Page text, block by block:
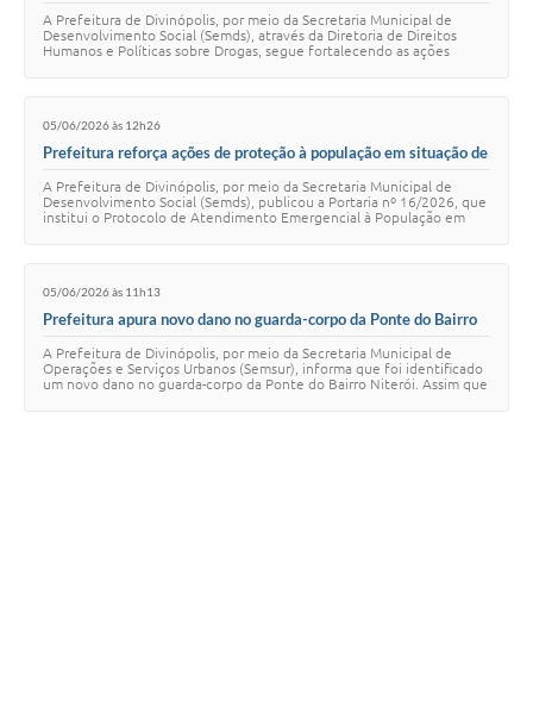
drogas
A Prefeitura de Divinópolis, por meio da Secretaria Municipal de
Desenvolvimento Social (Semds), através da Diretoria de Direitos
Humanos e Políticas sobre Drogas, segue fortalecendo as ações
05/06/2026 às 12h26
Prefeitura reforça ações de proteção à população em situação de
A Prefeitura de Divinópolis, por meio da Secretaria Municipal de
Desenvolvimento Social (Semds), publicou a Portaria nº 16/2026, que
institui o Protocolo de Atendimento Emergencial à População em
05/06/2026 às 11h13
Prefeitura apura novo dano no guarda-corpo da Ponte do Bairro
A Prefeitura de Divinópolis, por meio da Secretaria Municipal de
Operações e Serviços Urbanos (Semsur), informa que foi identificado
um novo dano no guarda-corpo da Ponte do Bairro Niterói. Assim que